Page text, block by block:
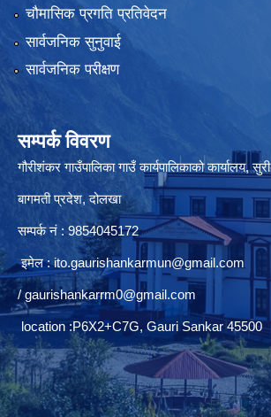
चौमासिक प्रगति प्रतिवेदन
सार्वजनिक सुनुवाई
सार्वजनिक परीक्षण
सम्पर्क विवरण
गौरीशंकर गाउँपालिका गाउँ कार्यपालिकाको कार्यालय, सुरी
बागमती प्रदेश, दोलखा
सम्पर्क नं : 9854045172
इमेल :ito.gaurishankarmun@gmail.com
/gaurishankarrm0@gmail.com
location :P6X2+C7G, Gauri Sankar 45500